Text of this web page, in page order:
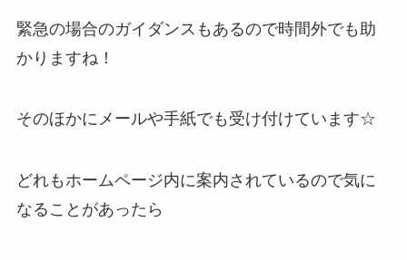
緊急の場合のガイダンスもあるので時間外でも助
かりますね！
そのほかにメールや手紙でも受け付けています☆
どれもホームページ内に案内されているので気に
なることがあったら